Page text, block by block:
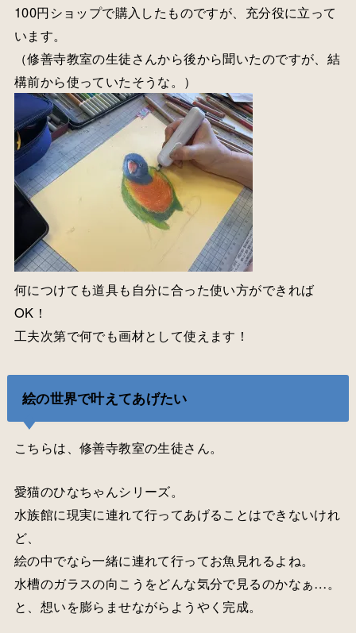
100円ショップで購入したものですが、充分役に立って
います。
（修善寺教室の生徒さんから後から聞いたのですが、結
構前から使っていたそうな。）
何につけても道具も自分に合った使い方ができれば
OK！
工夫次第で何でも画材として使えます！
絵の世界で叶えてあげたい
こちらは、修善寺教室の生徒さん。
愛猫のひなちゃんシリーズ。
水族館に現実に連れて行ってあげることはできないけれ
ど、
絵の中でなら一緒に連れて行ってお魚見れるよね。
水槽のガラスの向こうをどんな気分で見るのかなぁ…。
と、想いを膨らませながらようやく完成。